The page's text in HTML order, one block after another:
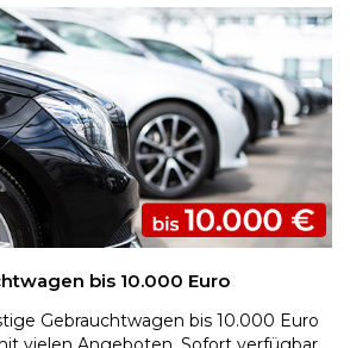
bis 10.000 Euro
Gebrauchtwagen bis 10.000 Euro